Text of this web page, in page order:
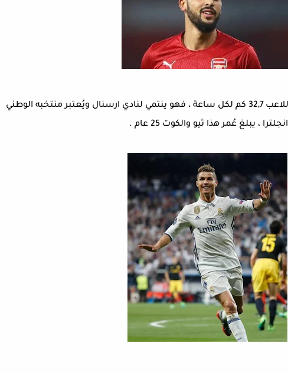
5 - ثيو والكوت : تُعد سرعة هذا اللاعب 32,7 كم لكل ساعة ، فهو ينتمي لنادي ارسنال ويُعتبر منتخبه الوطني
انجلترا ، يبلغ عُمر هذا ثيو والكوت 25 عام .